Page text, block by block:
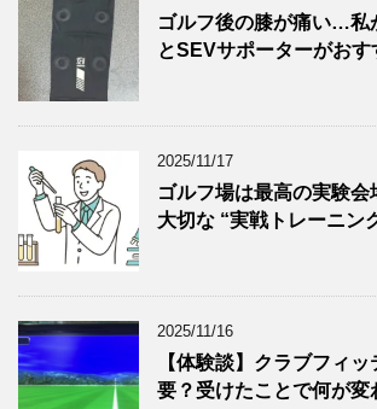
ゴルフ後の膝が痛い…私
とSEVサポーターがおす
2025/11/17
ゴルフ場は最高の実験会
大切な “実戦トレーニン
2025/11/16
【体験談】クラブフィ
要？受けたことで何が